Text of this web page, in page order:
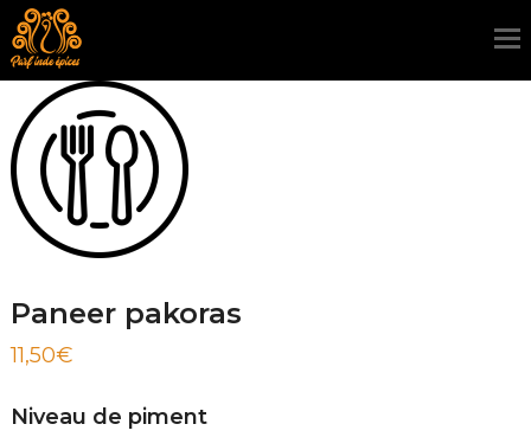
Paneer pakoras
11,50€
Niveau de piment